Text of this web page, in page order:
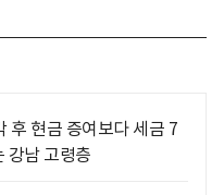
후 현금 증여보다 세금 7
강남 고령층